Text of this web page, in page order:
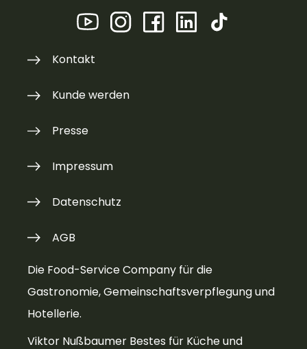
Die Food-Service Company für die
Gastronomie, Gemeinschaftsverpflegung und
Hotellerie.
Viktor Nußbaumer Bestes für Küche und
Kontakt
Kunde werden
Presse
Impressum
Datenschutz
AGB